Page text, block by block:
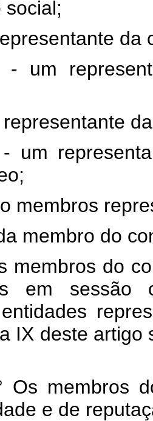
social;
da
da
do
do
em sessão
IX deste
do
e de